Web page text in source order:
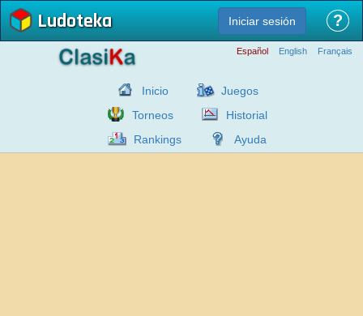
Ludoteka Iniciar sesión ?
Español English Français
Inicio
Juegos
Torneos
Historial
Rankings
Ayuda